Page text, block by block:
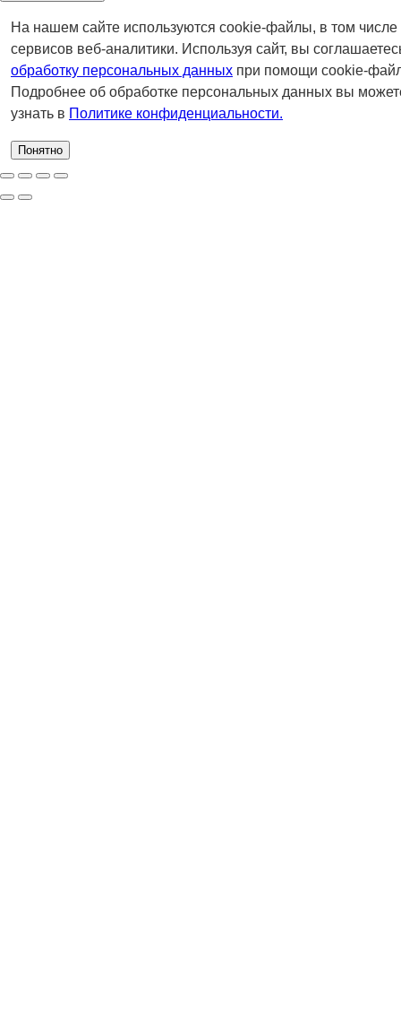
На нашем сайте используются cookie-файлы, в том числе
сервисов веб-аналитики. Используя сайт, вы
обработку персональных данных при помощи cookie-
Подробнее об обработке персональных данных вы
узнать в Политике конфиденциальности.
Понятно